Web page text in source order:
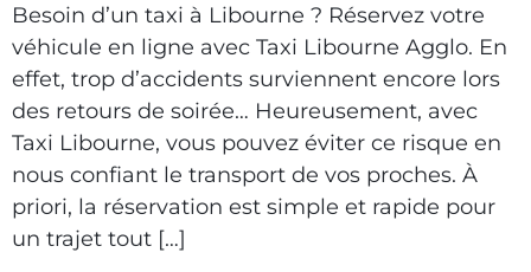
Besoin d’un taxi à Libourne ? Réservez votre
véhicule en ligne avec Taxi Libourne Agglo. En
effet, trop d’accidents surviennent encore lors
des retours de soirée… Heureusement, avec
Taxi Libourne, vous pouvez éviter ce risque en
nous confiant le transport de vos proches. À
priori, la réservation est simple et rapide pour
un trajet tout […]